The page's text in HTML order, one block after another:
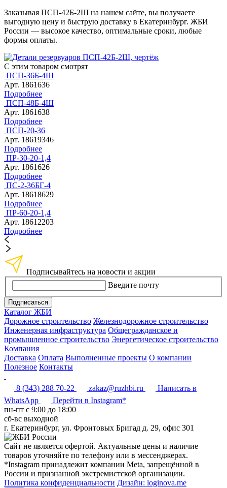
Заказывая ПСП-42Б-2Ш на нашем сайте, вы получаете
выгодную цену и быструю доставку в Екатеринбург. ЖБИ
России — высокое качество, оптимальные сроки, любые
формы оплаты.
С этим товаром смотрят
ПСП-36Б-4Ш
Арт. 1861636
Подробнее
ПСП-48Б-4Ш
Арт. 1861638
Подробнее
ПСП-20-36
Арт. 18619346
Подробнее
ПР-30-20-1,4
Арт. 1861626
Подробнее
ПС-2-36БГ-4
Арт. 18618629
Подробнее
ПР-60-20-1,4
Арт. 18612203
Подробнее
Подписывайтесь на новости и акции
Введите почту
Подписаться
Каталог ЖБИ
Дорожное строительство Железнодорожное строительство
Инженерная инфраструктура Общегражданское и
промышленное строительство Энергетическое строительство
Компания
Доставка Оплата Выполненные проекты О компании
Полезное Контакты
8 (343) 288 70-22 zakaz@ruzhbi.ru
Написать в
WhatsApp
Перейти в Instagram*
пн-пт c 9:00 до 18:00
сб-вс выходной
г. Екатеринбург, ул. Фронтовых Бригад д. 29, офис 301
Сайт не является офертой. Актуальные цены и наличие
товаров уточняйте по телефону или в мессенджерах.
*Instagram принадлежит компании Meta, запрещённой в
России и признанной экстремистской организации.
Политика конфиденциальности Дизайн: loginova.me